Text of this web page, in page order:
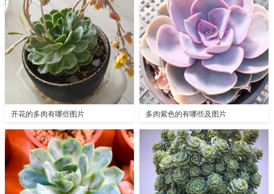
开花的多肉有哪些图片 多肉紫色的有哪些及图片